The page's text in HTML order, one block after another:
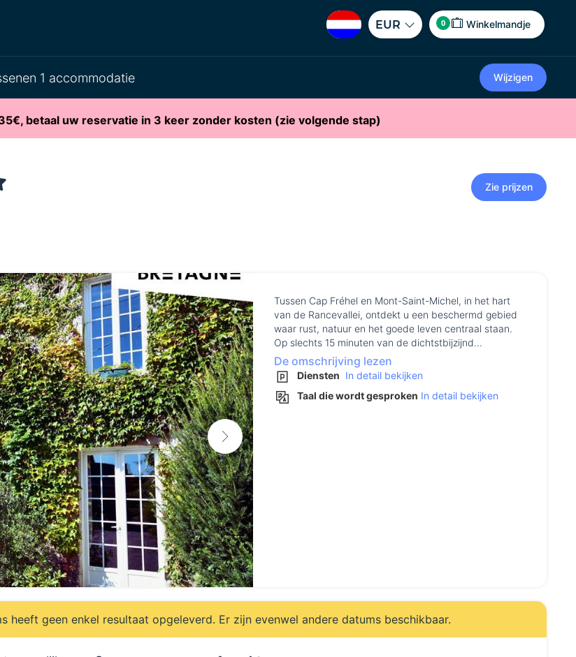
EUR 0 Winkelmandje
1 accommodatie Wijzigen
betaal uw reservatie in 3 keer zonder kosten (zie volgende stap)
Zie prijzen
Tussen Cap Fréhel en Mont-Saint-Michel, in het hart
van de Rancevallei, ontdekt u een beschermd gebied
waar rust, natuur en het goede leven centraal staan.
Op slechts 15 minuten van de dichtstbijzijnd...
De omschrijving lezen
Diensten In detail bekijken
Taal die wordt gesproken In detail bekijken
geen enkel resultaat opgeleverd. Er zijn evenwel andere datums beschikbaar.